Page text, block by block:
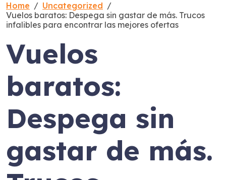
Home
Uncategorized
Vuelos baratos: Despega sin gastar de más. Trucos
infalibles para encontrar las mejores ofertas
Vuelos
baratos:
Despega sin
gastar de más.